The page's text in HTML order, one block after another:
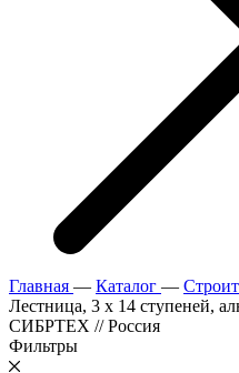
Главная — Каталог —
Лестница, 3 х 14 ступеней,
СИБРТЕХ // Pоссия
Фильтры